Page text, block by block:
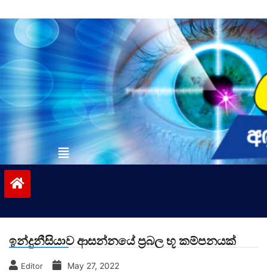
to
contentvinivida.lk
ඉන්දුනීසියාව ආසන්නයේ ප්‍රබල භූ කම්පනයක්
Editor May 27, 2022